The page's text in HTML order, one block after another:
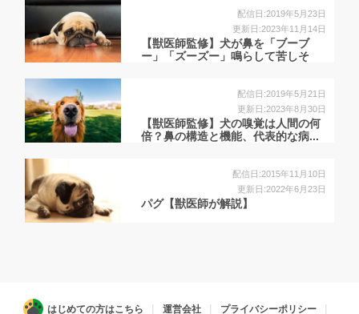
配信日:2019年5月23日
更新日:2023年11月14日
【獣医師監修】犬が鼻を「ブーブ
ー」「ズーズー」鳴らして苦しそ
配信日:2019年5月21日
更新日:2023年8月30日
【獣医師監修】犬の嗅覚は人間の何
倍？鼻の構造と機能、代表的な病...
配信日:2015年11月10日
更新日:2022年6月23日
パグ【獣医師が解説】
はじめての方はこちら 運営会社 プライバシーポリシー